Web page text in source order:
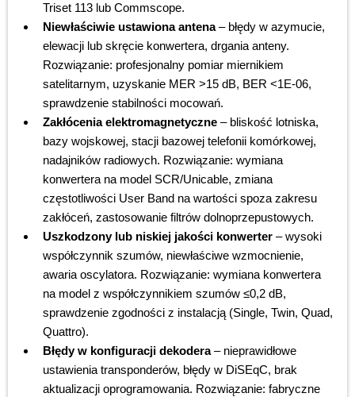
Triset 113 lub Commscope.
Niewłaściwie ustawiona antena– błędy w azymucie,
elewacji lub skręcie konwertera, drgania anteny.
Rozwiązanie: profesjonalny pomiar miernikiem
satelitarnym, uzyskanie MER >15 dB, BER <1E-06,
sprawdzenie stabilności mocowań.
Zakłócenia elektromagnetyczne– bliskość lotniska,
bazy wojskowej, stacji bazowej telefonii komórkowej,
nadajników radiowych. Rozwiązanie: wymiana
konwertera na model SCR/Unicable, zmiana
częstotliwości User Band na wartości spoza zakresu
zakłóceń, zastosowanie filtrów dolnoprzepustowych.
Uszkodzony lub niskiej jakości konwerter– wysoki
współczynnik szumów, niewłaściwe wzmocnienie,
awaria oscylatora. Rozwiązanie: wymiana konwertera
na model z współczynnikiem szumów ≤0,2 dB,
sprawdzenie zgodności z instalacją (Single, Twin, Quad,
Quattro).
Błędy w konfiguracji dekodera– nieprawidłowe
ustawienia transponderów, błędy w DiSEqC, brak
aktualizacji oprogramowania. Rozwiązanie: fabryczne